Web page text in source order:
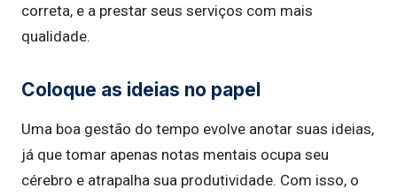
correta, e a prestar seus serviços com mais
qualidade.
Coloque as ideias no papel
Uma boa gestão do tempo evolve anotar suas ideias,
já que tomar apenas notas mentais ocupa seu
cérebro e atrapalha sua produtividade. Com isso, o